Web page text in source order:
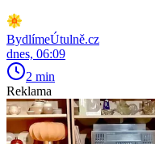
BydlímeÚtulně.cz
dnes, 06:09
2 min
Reklama